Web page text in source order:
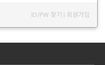
ID/PW 찾기 | 회원가입